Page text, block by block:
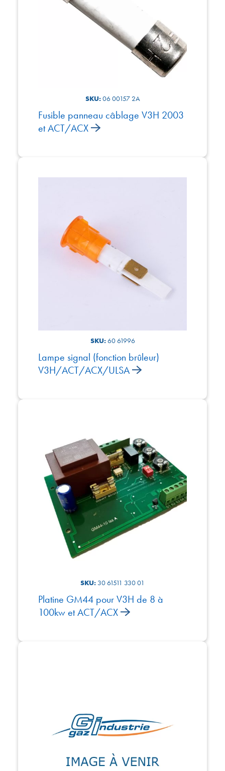
SKU:06 00157 2A
Fusible panneau câblage V3H 2003
et ACT/ACX
SKU:60 61996
Lampe signal (fonction brûleur)
V3H/ACT/ACX/ULSA
SKU: 30 61511 330 01
Platine GM44 pour V3H de 8 à
100kw et ACT/ACX